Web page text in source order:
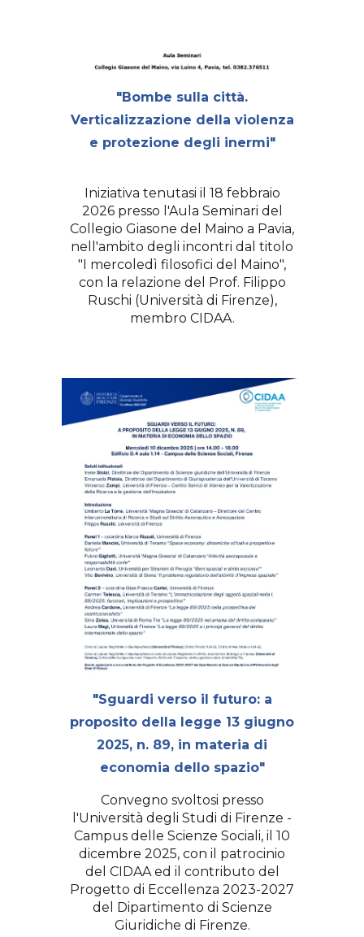
"Bombe sulla città.
Verticalizzazione della violenza
e protezione degli inermi"
Iniziativa tenutasi il 18 febbraio
2026 presso l'Aula Seminari del
Collegio Giasone del Maino a Pavia,
nell'ambito degli incontri dal titolo
"I mercoledì filosofici del Maino",
con la relazione del Prof. Filippo
Ruschi (Università di Firenze),
membro CIDAA.
"Sguardi verso il futuro: a
proposito della legge 13 giugno
2025, n. 89, in materia di
economia dello spazio"
Convegno svoltosi presso
l'Università degli Studi di Firenze -
Campus delle Scienze Sociali, il 10
dicembre 2025, con il patrocinio
del CIDAA ed il contributo del
Progetto di Eccellenza 2023-2027
del Dipartimento di Scienze
Giuridiche di Firenze.